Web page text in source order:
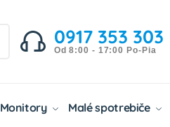
0917 353 303
Od 8:00 - 17:00 Po-Pia
Monitory Malé spotrebiče